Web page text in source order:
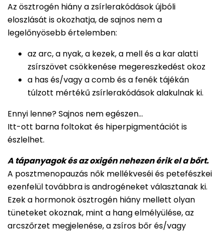
Az ösztrogén hiány a zsírlerakódások újbóli
eloszlását is okozhatja, de sajnos nem a
legelőnyösebb értelemben:
az arc, a nyak, a kezek, a mell és a kar alatti
zsírszövet csökkenése megereszkedést okoz
a has és/vagy a comb és a fenék tájékán
túlzott mértékű zsírlerakódások alakulnak ki.
Ennyi lenne? Sajnos nem egészen…
Itt-ott barna foltokat és hiperpigmentációt is
észlelhet.
A tápanyagok és az oxigén nehezen érik el a bőrt.
A posztmenopauzás nők mellékveséi és petefészkei
ezenfelül továbbra is androgéneket választanak ki.
Ezek a hormonok ösztrogén hiány mellett olyan
tüneteket okoznak, mint a hang elmélyülése, az
arcszőrzet megjelenése, a zsíros bőr és/vagy